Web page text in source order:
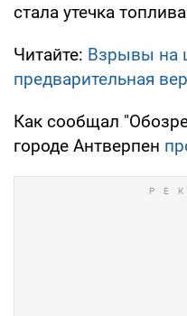
стала утечка
Читайте: Взрывы на
предварительная
Как сообщал
городе Антверпен